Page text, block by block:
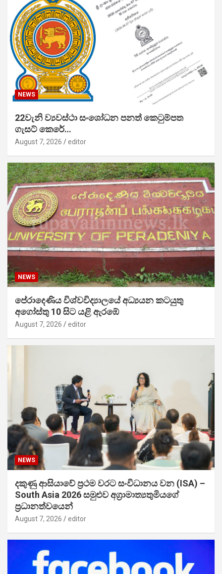
NEWS
22වැනි ව්‍යවස්ථා සංශෝධන පනත් කෙටුම්පත
ගැසට් කෙරේ…
August 7, 2026 editor
NEWS
පේරාදෙණිය විශ්වවිද්‍යාලයේ අධ්‍යයන කටයුතු
අගෝස්තු 10 සිට යළි ඇරඹේ
August 7, 2026 editor
NEWS
දකුණු ආසියාවේ ප්‍රථම වරට සංවිධානය වන (ISA) –
South Asia 2026 සමුළුව අග්‍රාමාත්‍යතුමියගේ
ප්‍රධානත්වයෙන්
August 7, 2026 editor